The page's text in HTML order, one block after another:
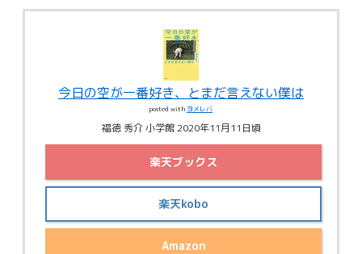
今日の空が一番好き、とまだ言えない僕は
posted with ヨメレバ
福徳 秀介 小学館 2020年11月11日頃
楽天ブックス
楽天kobo
Amazon